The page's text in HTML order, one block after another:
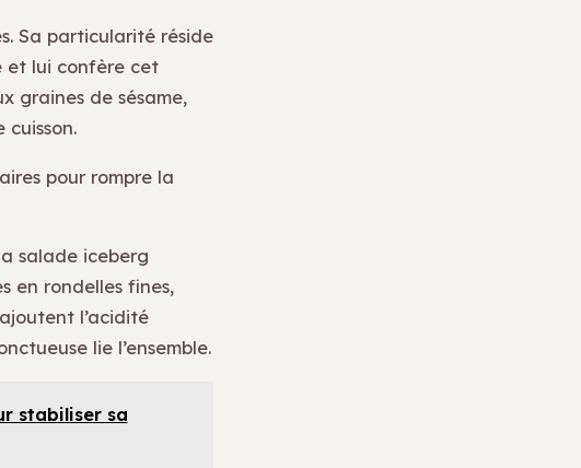
Sa particularité réside
et lui confère cet
graines de sésame,
cuisson.
pour rompre la
salade iceberg
en rondelles fines,
l’acidité
lie l’ensemble.
stabiliser sa